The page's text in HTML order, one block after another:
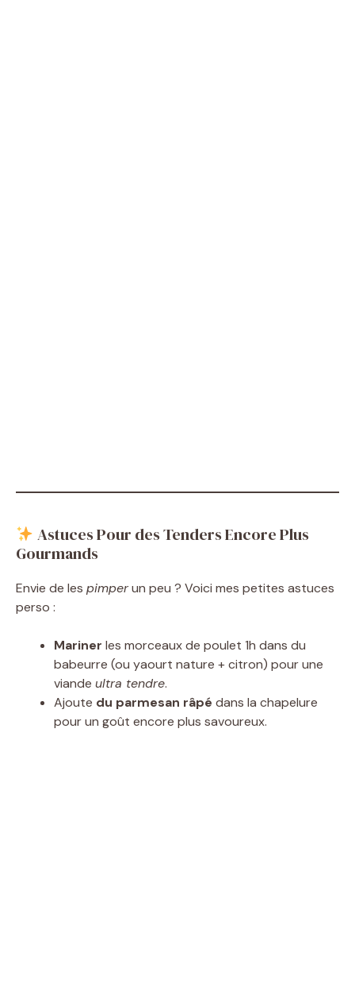
Astuces Pour des Tenders Encore Plus
Gourmands
Envie de les pimperun peu ? Voici mes petites astuces
perso :
Mariner les morceaux de poulet 1h dans du
babeurre (ou yaourt nature + citron) pour une
viande ultra tendre.
Ajoute du parmesan râpé dans la chapelure
pour un goût encore plus savoureux.